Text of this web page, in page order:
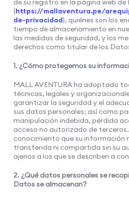
de su registro en la página web de
(https://mallaventura.pe/
de-privacidad), quiénes son los
tiempo de almacenamiento en
las medidas de seguridad, y los
derechos como titular de los
1. ¿Cómo protegemos su
MALL AVENTURA ha adoptado
técnicas, legales y
garantizar la seguridad y el
sus datos personales; así como
manipulación indebida, pérdida
acceso no autorizado de
conocimiento que su información
transferida ni compartida sin su
ajenos a los que se describen a
2. ¿Qué datos personales se
Datos se almacenan?